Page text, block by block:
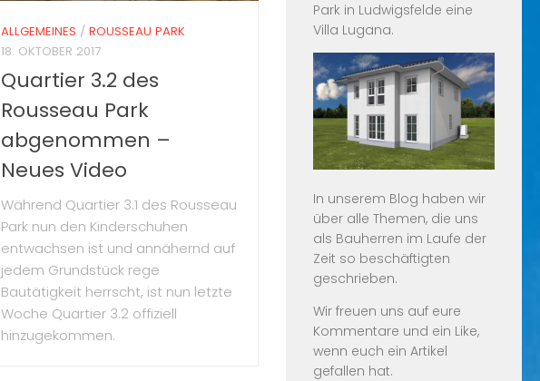
ALLGEMEINES / ROUSSEAU PARK
18. OKTOBER 2017
Quartier 3.2 des
Rousseau Park
abgenommen –
Neues Video
Während Quartier 3.1 des Rousseau
Park nun den Kinderschuhen
entwachsen ist und annähernd auf
jedem Grundstück rege
Bautätigkeit herrscht, ist nun letzte
Woche Quartier 3.2 offiziell
hinzugekommen.
Park in Ludwigsfelde eine
Villa Lugana.
In unserem Blog haben wir
über alle Themen, die uns
als Bauherren im Laufe der
Zeit so beschäftigten
geschrieben.
Wir freuen uns auf eure
Kommentare und ein Like,
wenn euch ein Artikel
gefallen hat.